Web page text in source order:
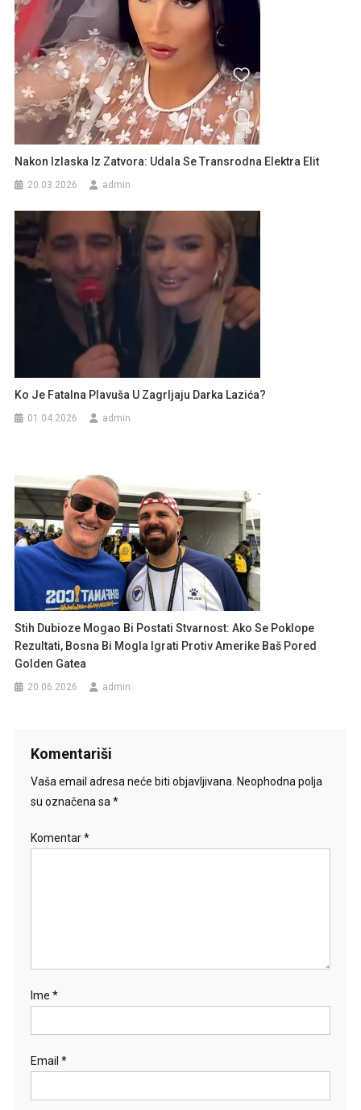
Nakon Izlaska Iz Zatvora: Udala Se Transrodna Elektra Elit
20.03.2026 admin
Ko Je Fatalna Plavuša U Zagrljaju Darka Lazića?
01.04.2026 admin
Stih Dubioze Mogao Bi Postati Stvarnost: Ako Se Poklope
Rezultati, Bosna Bi Mogla Igrati Protiv Amerike Baš Pored
Golden Gatea
20.06.2026 admin
Komentariši
Vaša email adresa neće biti objavljivana. Neophodna polja
su označena sa *
Komentar*
Ime *
Email *